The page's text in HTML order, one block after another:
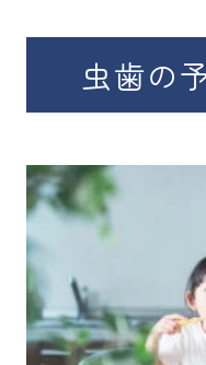
虫歯の